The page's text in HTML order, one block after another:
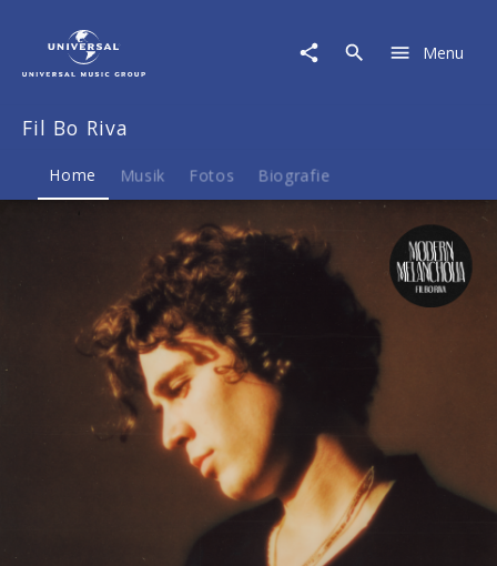
Menu
Fil Bo Riva
Home Musik Fotos Biografie